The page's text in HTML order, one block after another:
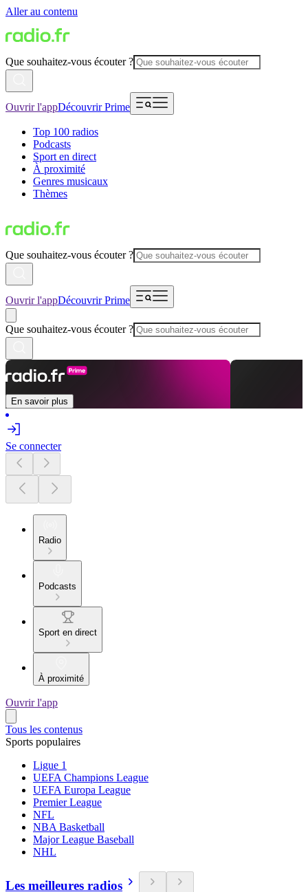
Aller au contenu
Que souhaitez-vous écouter ?
Ouvrir l'appDécouvrir Prime
Top 100 radios
Podcasts
Sport en direct
À proximité
Genres musicaux
Thèmes
Que souhaitez-vous écouter ?
Ouvrir l'appDécouvrir Prime
Que souhaitez-vous écouter ?
En savoir plus
Se connecter
Radio
Podcasts
Sport en direct
À proximité
Ouvrir l'app
Tous les contenus
Sports populaires
Ligue 1
UEFA Champions League
UEFA Europa League
Premier League
NFL
NBA Basketball
Major League Baseball
NHL
Les meilleures radios